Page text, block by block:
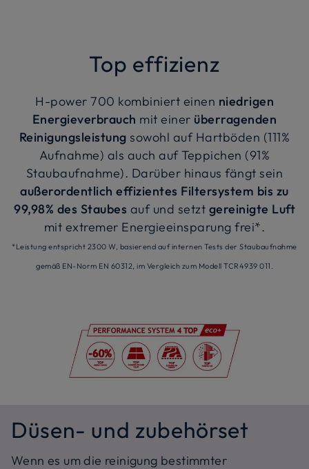
Top effizienz
H-power 700 kombiniert einen niedrigen
Energieverbrauch mit einer überragenden
Reinigungsleistungsowohl auf Hartböden (111%
Aufnahme) als auch auf Teppichen (91%
Staubaufnahme). Darüber hinaus fängt sein
außerordentlich effizientes Filtersystem bis zu
99,98% des Staubes auf und setzt gereinigte Luft
mit extremer Energieeinsparung frei*.
*Leistung entspricht 2300 W, basierend auf internen Tests der Staubaufnahme
gemäß EN-Norm EN 60312, im Vergleich zum Modell TCR4939 011.
Düsen- und zubehörset
Wenn es um die reinigung bestimmter